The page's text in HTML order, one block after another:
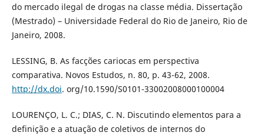
do mercado ilegal de drogas na classe média. Dissertação
(Mestrado) – Universidade Federal do Rio de Janeiro, Rio de
Janeiro, 2008.
LESSING, B. As facções cariocas em perspectiva
comparativa. Novos Estudos, n. 80, p. 43-62, 2008.
http://dx.doi. org/10.1590/S0101-33002008000100004
LOURENÇO, L. C.; DIAS, C. N. Discutindo elementos para a
definição e a atuação de coletivos de internos do